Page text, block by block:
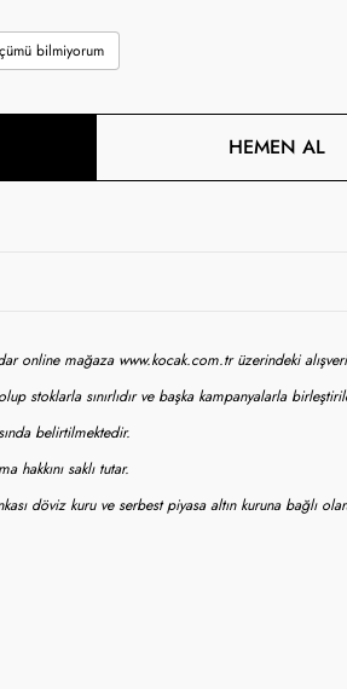
bilmiyorum
HEMEN AL
online mağaza www.kocak.com.tr üzerindeki
stoklarla sınırlıdır ve başka kampanyalarla
belirtilmektedir.
hakkını saklı tutar.
döviz kuru ve serbest piyasa altın kuruna bağlı